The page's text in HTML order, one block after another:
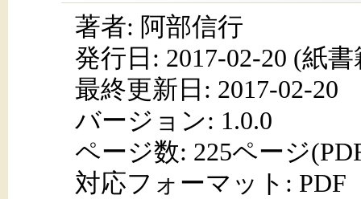
著者: 阿部信行
発行日: 2017-02-20 (紙書
最終更新日: 2017-02-20
バージョン: 1.0.0
ページ数: 225ページ
対応フォーマット: PDF